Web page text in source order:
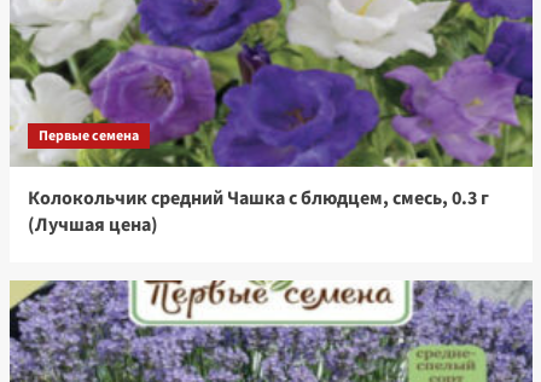
Первые семена
Колокольчик средний Чашка с блюдцем, смесь, 0.3 г
(Лучшая цена)